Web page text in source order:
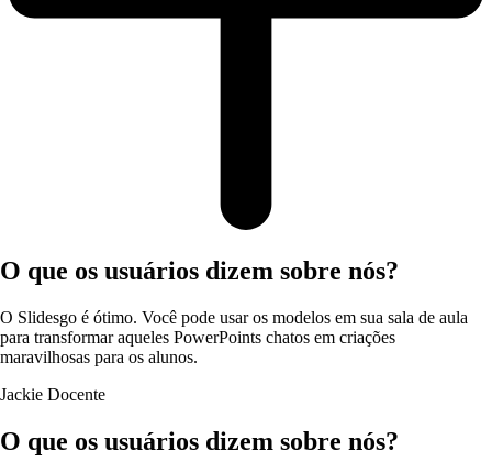
O que os usuários dizem sobre nós?
O Slidesgo é ótimo. Você pode usar os modelos em sua sala de aula
para transformar aqueles PowerPoints chatos em criações
maravilhosas para os alunos.
Jackie Docente
O que os usuários dizem sobre nós?